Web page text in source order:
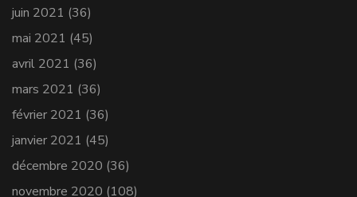
juin 2021 (36)
mai 2021 (45)
avril 2021 (36)
mars 2021 (36)
février 2021 (36)
janvier 2021 (45)
décembre 2020 (36)
novembre 2020 (108)